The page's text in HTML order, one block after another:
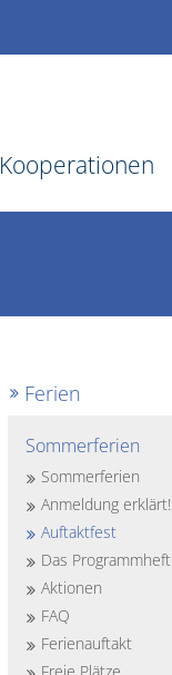
Kooperationen
Ferien
Sommerferien
Sommerferien
Anmeldung erklärt!
Auftaktfest
Das Programmheft
Aktionen
FAQ
Ferienauftakt